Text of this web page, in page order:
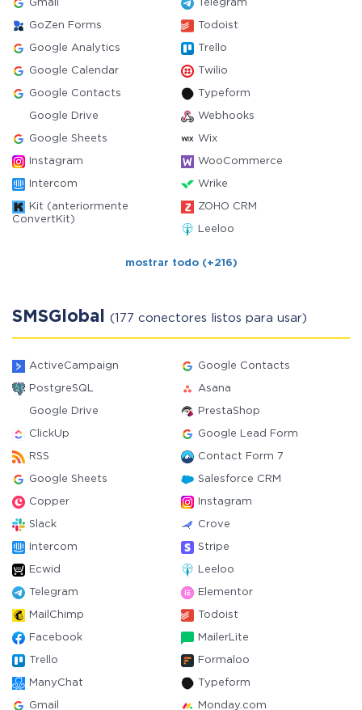
Gmail Telegram
GoZen Forms Todoist
Google Analytics Trello
Google Calendar Twilio
Google Contacts Typeform
Google Drive Webhooks
Google Sheets Wix
Instagram WooCommerce
Intercom Wrike
Kit (anteriormente
ConvertKit)
ZOHO CRM
Leeloo
mostrar todo (+216)
SMSGlobal (177 conectores listos para usar)
ActiveCampaign Google Contacts
PostgreSQL Asana
Google Drive PrestaShop
ClickUp Google Lead Form
RSS Contact Form 7
Google Sheets Salesforce CRM
Copper Instagram
Slack Crove
Intercom Stripe
Ecwid Leeloo
Telegram Elementor
MailChimp Todoist
Facebook MailerLite
Trello Formaloo
ManyChat Typeform
Gmail Monday.com